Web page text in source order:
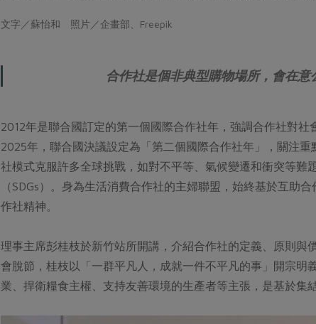
文字／蘇怡和 照片／企畫部、Freepik
合作社是個非典型購物場所，會在意
2012年是聯合國訂定的第一個國際合作社年，強調合作社對
2025年，聯合國決議設定為「第二個國際合作社年」，關注
社模式克服許多全球挑戰，如對不平等、氣候變遷和衝突等
（SDGs）。身為生活消費合作社的主婦聯盟，始終基於互助
作社精神。
理事主席彭桂枝於新竹站所開講，介紹合作社的定義、原則
會脫節，桂枝以「一群平凡人，成就一件不平凡的事」開宗
業、捍衛糧食主權、支持友善環境的生產者等主張，是基於集